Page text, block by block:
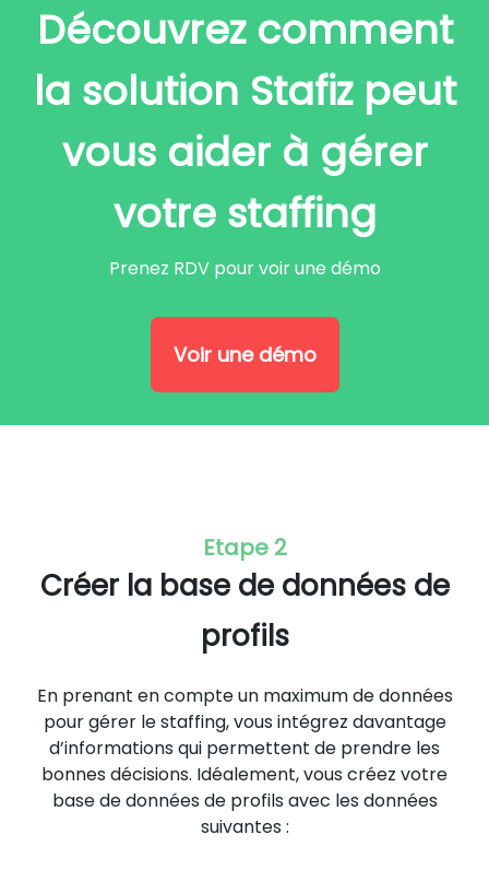
Découvrez comment
la solution Stafiz peut
vous aider à gérer
votre staffing
Prenez RDV pour voir une démo
Voir une démo
Etape 2
Créer la base de données de
profils
En prenant en compte un maximum de données
pour gérer le staffing, vous intégrez davantage
d’informations qui permettent de prendre les
bonnes décisions. Idéalement, vous créez votre
base de données de profils avec les données
suivantes :